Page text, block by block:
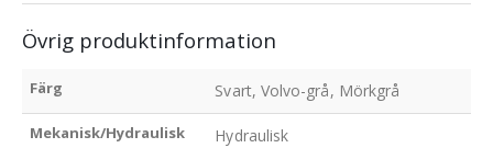
Övrig produktinformation
Färg Svart, Volvo-grå, Mörkgrå
Mekanisk/Hydraulisk Hydraulisk